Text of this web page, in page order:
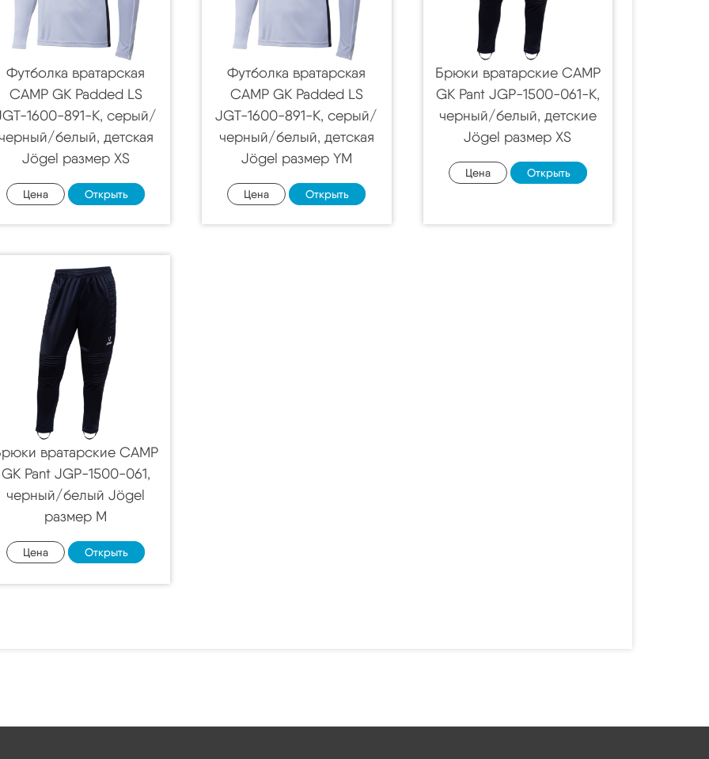
Футболка вратарская
CAMP GK Padded LS
1600-891-K, серый/
белый, детская
Jögel размер XS
Цена Открыть
Футболка вратарская
CAMP GK Padded LS
JGT-1600-891-K, серый/
черный/белый, детская
Jögel размер YM
Цена Открыть
Брюки вратарские CAMP
GK Pant JGP-1500-061-K,
черный/белый, детские
Jögel размер XS
Цена Открыть
вратарские CAMP
GK Pant JGP-1500-061,
черный/белый Jögel
размер M
Цена Открыть